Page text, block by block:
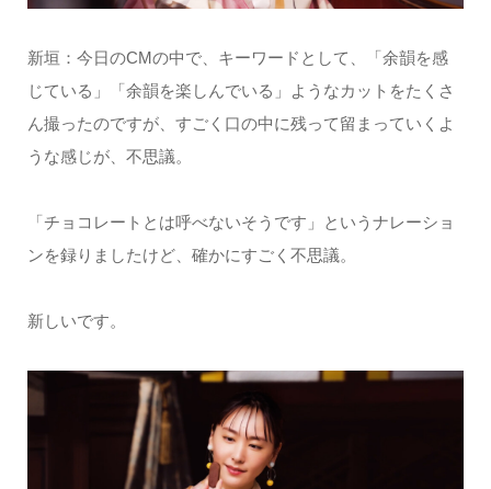
新垣：今日のCMの中で、キーワードとして、「余韻を感
じている」「余韻を楽しんでいる」ようなカットをたくさ
ん撮ったのですが、すごく口の中に残って留まっていくよ
うな感じが、不思議。
「チョコレートとは呼べないそうです」というナレーショ
ンを録りましたけど、確かにすごく不思議。
新しいです。